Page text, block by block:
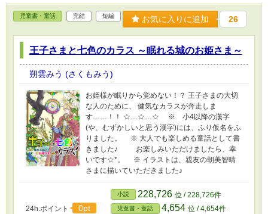
児童書・童話 完結 短編 お気に入りに追加 26
王子さまと七色のカラス ～眠れる城のお姫さま～
朔雲みう (さくもみう)
お姫様が眠りから覚めない！？ 王子さまの大切
な人のために、 健気なカラスが奔走しま
す……！！ ☆…☆…☆ ※ 小4以降の漢字
(や、むずかしいと思う漢字)には、ふり仮名をふ
りました。 ※ 大人でも楽しめる童話として書
きました♪ お楽しみいただけましたら、幸
いです☆*。 ※ イラストは、親友の朝美智晴
さまに描いていただきました♪
24h.ポイント 0pt
小説 228,726 位 / 228,726件
児童書・童話 4,654 位 / 4,654件